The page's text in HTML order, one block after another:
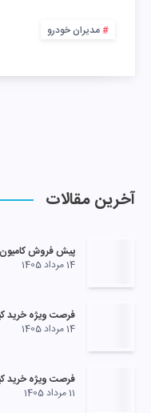
مدیران خودرو
آخرین مقالات
پیش فروش کامیون
14 مرداد 1405
فرصت ویژه خرید کیا اسپورتیج
14 مرداد 1405
فرصت ویژه خرید کیا اسپورتیج
11 مرداد 1405